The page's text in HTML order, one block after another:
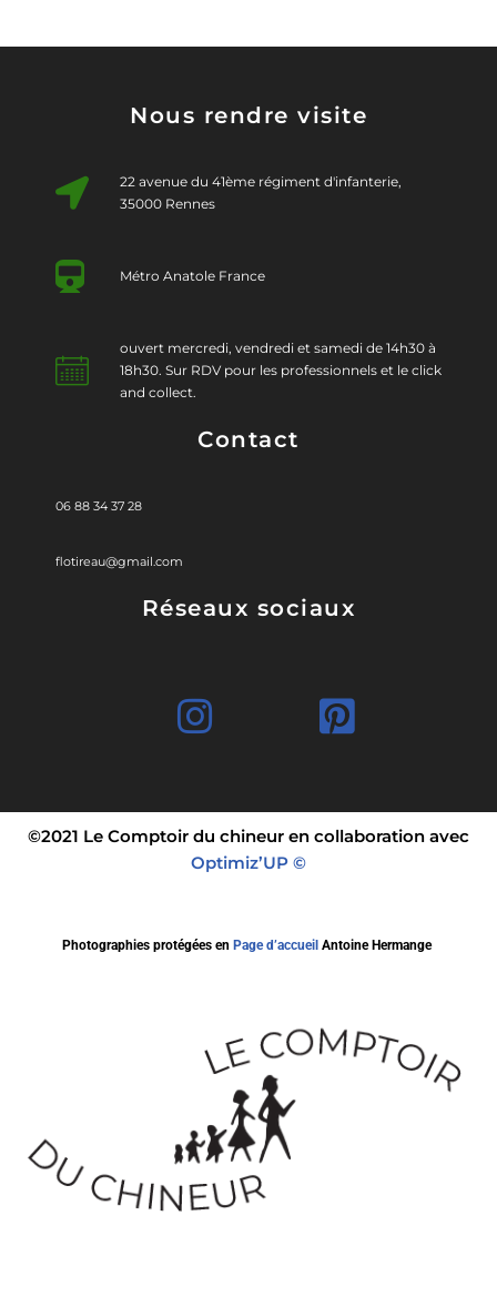
Nous rendre visite
22 avenue du 41ème régiment d'infanterie,
35000 Rennes
Métro Anatole France
ouvert mercredi, vendredi et samedi de 14h30 à
18h30. Sur RDV pour les professionnels et le click
and collect.
Contact
06 88 34 37 28
flotireau@gmail.com
Réseaux sociaux
©2021 Le Comptoir du chineur en collaboration avec
Optimiz’UP ©
Photographies protégées en Page d’accueil Antoine Hermange